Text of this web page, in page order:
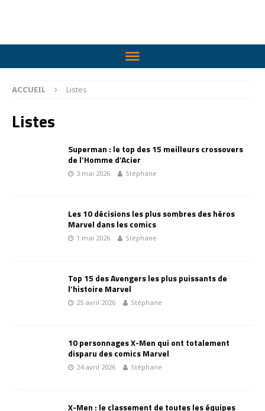
ACCUEIL Listes
Listes
Superman : le top des 15 meilleurs crossovers
de l’Homme d’Acier
3 mai 2026 Stéphane
Les 10 décisions les plus sombres des héros
Marvel dans les comics
1 mai 2026 Stéphane
Top 15 des Avengers les plus puissants de
l’histoire Marvel
25 avril 2026 Stéphane
10 personnages X-Men qui ont totalement
disparu des comics Marvel
24 avril 2026 Stéphane
X-Men : le classement de toutes les équipes